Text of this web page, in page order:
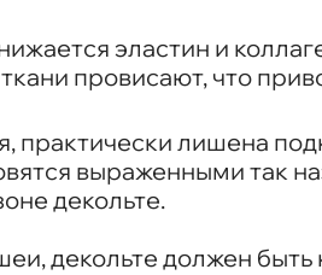
эластин и
провисают, что
практически лишена
выраженными так
декольте.
декольте должен